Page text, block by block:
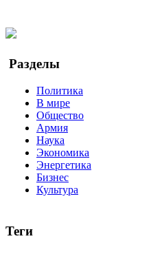
Разделы
Политика
В мире
Общество
Армия
Наука
Экономика
Энергетика
Бизнес
Культура
Теги